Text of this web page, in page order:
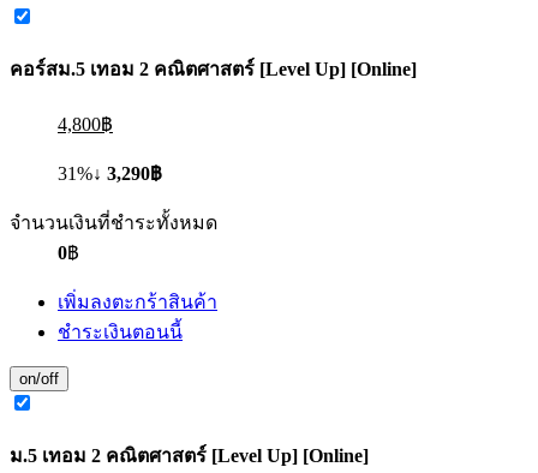
คอร์สม.5 เทอม 2 คณิตศาสตร์ [Level Up] [Online]
4,800฿
31%↓ 3,290฿
จำนวนเงินที่ชำระทั้งหมด
0฿
เพิ่มลงตะกร้าสินค้า
ชำระเงินตอนนี้
on/off
ม.5 เทอม 2 คณิตศาสตร์ [Level Up] [Online]